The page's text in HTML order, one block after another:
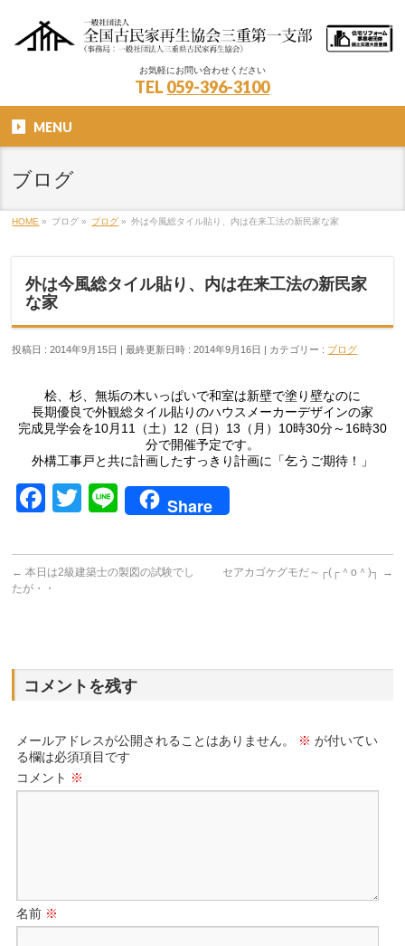
お気軽にお問い合わせください
TEL 059-396-3100
MENU
ブログ
HOME » ブログ » ブログ » 外は今風総タイル貼り、内は在来工法の新民家な家
外は今風総タイル貼り、内は在来工法の新民家
な家
投稿日 : 2014年9月15日 最終更新日時 : 2014年9月16日 カテゴリー : ブログ
桧、杉、無垢の木いっぱいで和室は新壁で塗り壁なのに
長期優良で外観総タイル貼りのハウスメーカーデザインの家
完成見学会を10月11（土）12（日）13（月）10時30分～16時30
分で開催予定です。
外構工事戸と共に計画したすっきり計画に「乞うご期待！」
Facebook
Twitter
LineShare
← 本日は2級建築士の製図の試験でし
たが・・
セアカゴケグモだ～┌(┌＾o＾)┐ →
コメントを残す
メールアドレスが公開されることはありません。 ※ が付いてい
る欄は必須項目です
コメント ※
名前 ※